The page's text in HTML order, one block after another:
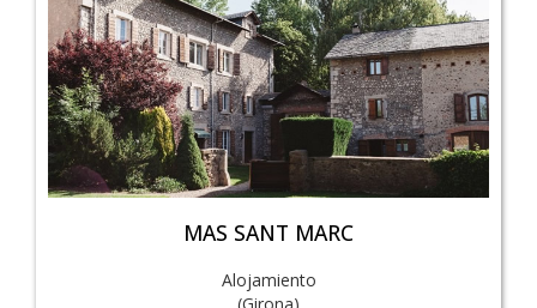
MAS SANT MARC
Alojamiento